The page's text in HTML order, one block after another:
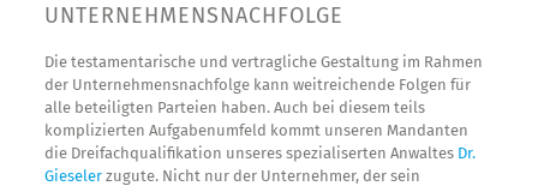
UNTERNEHMENSNACHFOLGE
Die testamentarische und vertragliche Gestaltung im Rahmen
der Unternehmensnachfolge kann weitreichende Folgen für
alle beteiligten Parteien haben. Auch bei diesem teils
komplizierten Aufgabenumfeld kommt unseren Mandanten
die Dreifachqualifikation unseres spezialiserten Anwaltes Dr.
Gieselerzugute. Nicht nur der Unternehmer, der sein